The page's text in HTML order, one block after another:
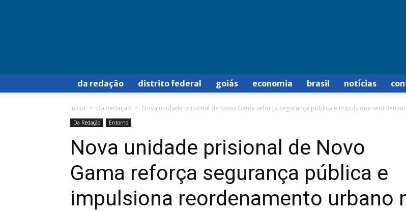
da redação distrito federal goiás economia brasil notícias
Início Da Redação Nova unidade prisional de Novo Gama reforça segurança pública e impulsiona
Da Redação Entorno
Nova unidade prisional de Novo
Gama reforça segurança pública e
impulsiona reordenamento urbano